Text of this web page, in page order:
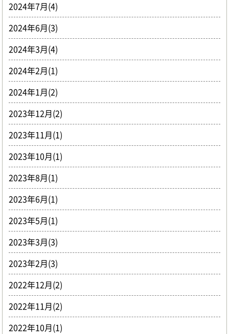
2024年7月(4)
2024年6月(3)
2024年3月(4)
2024年2月(1)
2024年1月(2)
2023年12月(2)
2023年11月(1)
2023年10月(1)
2023年8月(1)
2023年6月(1)
2023年5月(1)
2023年3月(3)
2023年2月(3)
2022年12月(2)
2022年11月(2)
2022年10月(1)